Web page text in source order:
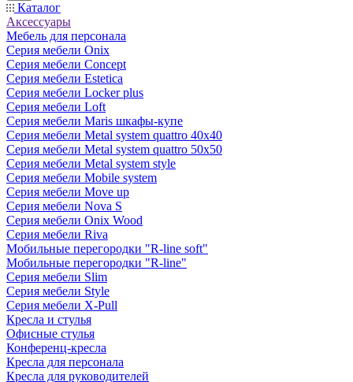
Каталог
Аксессуары
Мебель для персонала
Серия мебели Onix
Серия мебели Concept
Серия мебели Estetica
Серия мебели Locker plus
Серия мебели Loft
Серия мебели Maris шкафы-купе
Серия мебели Metal system quattro 40x40
Серия мебели Metal system quattro 50x50
Серия мебели Metal system style
Серия мебели Mobile system
Серия мебели Move up
Серия мебели Nova S
Серия мебели Onix Wood
Серия мебели Riva
Мобильные перегородки "R-line soft"
Мобильные перегородки "R-line"
Серия мебели Slim
Серия мебели Style
Серия мебели X-Pull
Кресла и стулья
Офисные стулья
Конференц-кресла
Кресла для персонала
Кресла для руководителей